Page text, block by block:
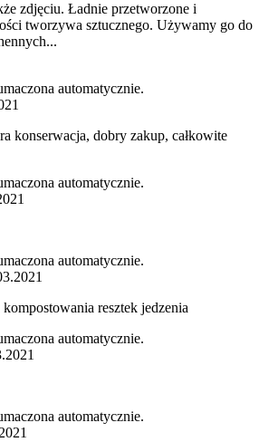
zdjęciu. Ładnie przetworzone i
tworzywa sztucznego. Używamy go do
automatycznie.
konserwacja, dobry zakup, całkowite
automatycznie.
automatycznie.
resztek jedzenia
automatycznie.
automatycznie.